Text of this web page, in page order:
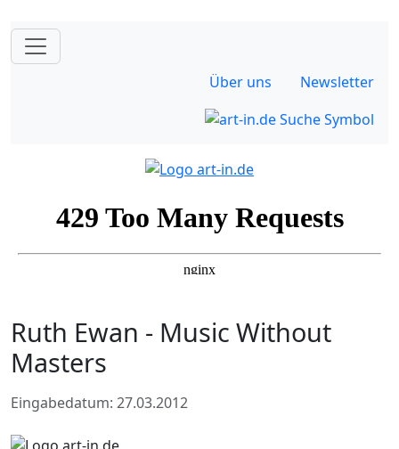
Über uns Newsletter
Ruth Ewan - Music Without
Masters
Eingabedatum: 27.03.2012